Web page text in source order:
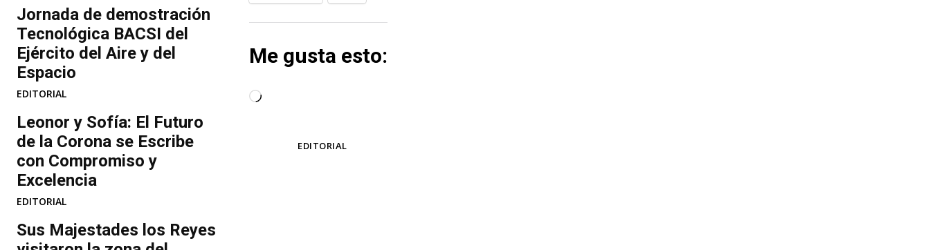
Jornada de demostración
Tecnológica BACSI del
Ejército del Aire y del
Espacio
EDITORIAL
Leonor y Sofía: El Futuro
de la Corona se Escribe
con Compromiso y
Excelencia
EDITORIAL
Sus Majestades los Reyes
Me gusta esto:
C
EDITORIAL